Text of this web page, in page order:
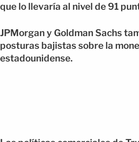
que lo llevaría al nivel de 91
JPMorgan y Goldman Sachs
posturas bajistas sobre la
estadounidense.